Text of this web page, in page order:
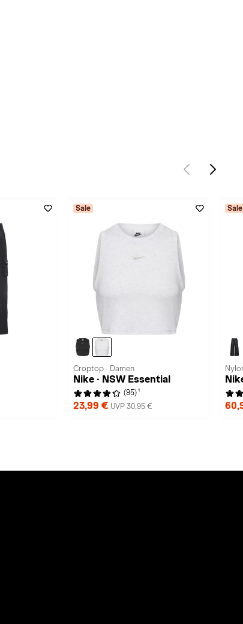
Sale
Croptop · Damen
Nike · NSW Essential
(95) 1
23,99 € UVP 30,95 €
Sale